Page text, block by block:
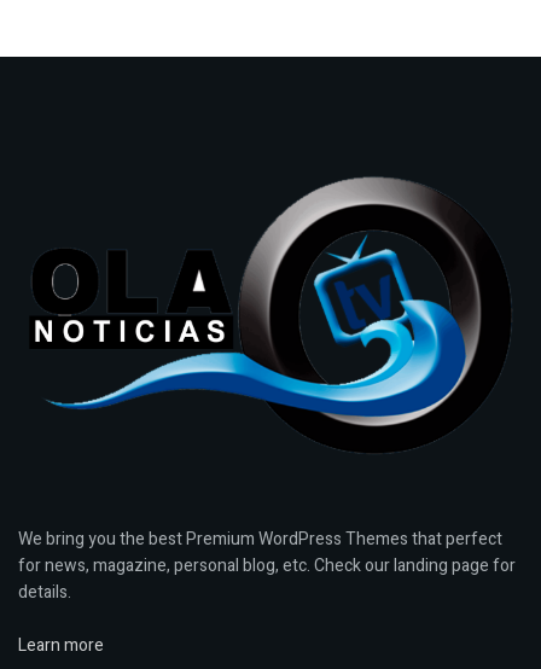
We bring you the best Premium WordPress Themes that perfect
for news, magazine, personal blog, etc. Check our landing page for
details.
Learn more